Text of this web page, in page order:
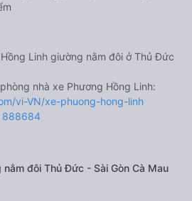
Linh giường nằm đôi ở Thủ Đức
nhà xe Phương Hồng Linh:
vi-VN/xe-phuong-hong-linh
888684
đôi Thủ Đức - Sài Gòn Cà Mau